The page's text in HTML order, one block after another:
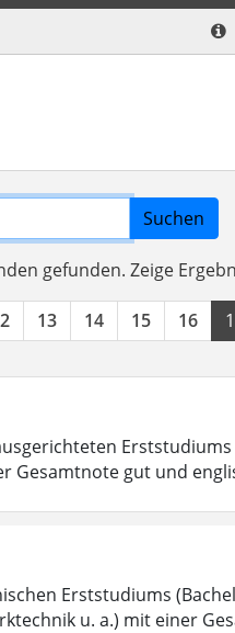
Suchen
gefunden. Zeige
13 14 15 16
Gesamtnote gut und
Erststudiums
u. a.) mit einer